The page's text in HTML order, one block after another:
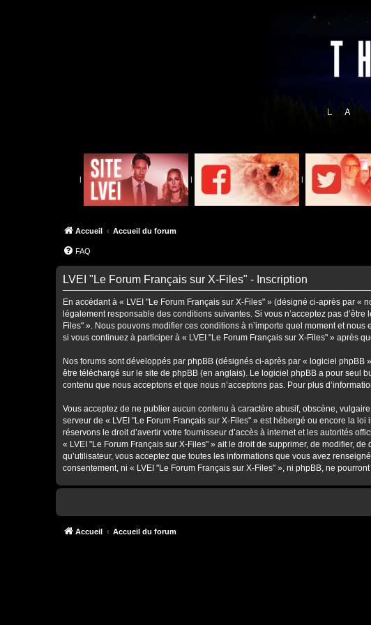
| | |
Accueil Accueil du forum
FAQ
LVEI "Le Forum Français sur X-Files" - Inscription
En accédant à « LVEI "Le Forum Français sur X-Files" » (désigné ci-après par «
légalement responsable des conditions suivantes. Si vous n’acceptez pas
Files" ». Nous pouvons modifier ces conditions à n’importe quel moment et
si vous continuez à participer à « LVEI "Le Forum Français sur X-Files" » après
Nos forums sont développés par phpBB (désignés ci-après par « logiciel
être téléchargé sur le site de phpBB (en anglais). Le logiciel phpBB a pour seul
contenu que nous acceptons et que nous n’acceptons pas. Pour plus
Vous acceptez de ne publier aucun contenu à caractère abusif, obscène,
serveur de « LVEI "Le Forum Français sur X-Files" » est hébergé ou encore la
réservons le droit d’avertir votre fournisseur d’accès à internet et les autorités
« LVEI "Le Forum Français sur X-Files" » ait le droit de supprimer, de modifier,
qu’utilisateur, vous acceptez que toutes les informations que vous avez
consentement, ni « LVEI "Le Forum Français sur X-Files" », ni phpBB, ne
Accueil Accueil du forum